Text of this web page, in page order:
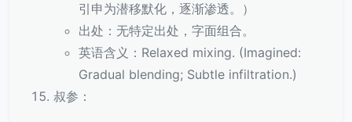
引申为潜移默化，逐渐渗透。）
出处：无特定出处，字面组合。
英语含义：Relaxed mixing. (Imagined:
Gradual blending; Subtle infiltration.)
叔参：